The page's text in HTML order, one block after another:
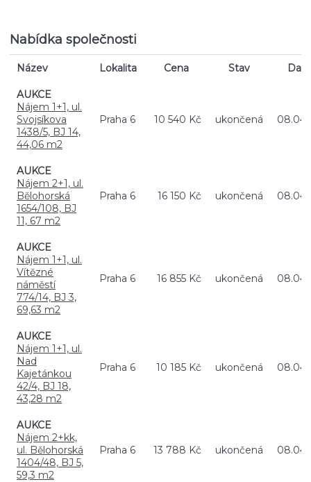
Nabídka společnosti
Název Lokalita Cena Stav
AUKCE
Nájem 1+1, ul.
Svojsíkova
1438/5, BJ 14,
44,06 m2
Praha 6 10 540 Kč ukončená
AUKCE
Nájem 2+1, ul.
Bělohorská
1654/108, BJ
11, 67 m2
Praha 6 16 150 Kč ukončená
AUKCE
Nájem 1+1, ul.
Vítězné
náměstí
774/14, BJ 3,
69,63 m2
Praha 6 16 855 Kč ukončená
AUKCE
Nájem 1+1, ul.
Nad
Kajetánkou
42/4, BJ 18,
43,28 m2
Praha 6 10 185 Kč ukončená
AUKCE
Nájem 2+kk,
ul. Bělohorská
1404/48, BJ 5,
59,3 m2
Praha 6 13 788 Kč ukončená